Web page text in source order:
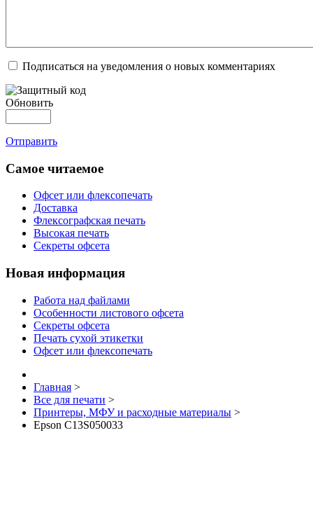
Подписаться на уведомления о новых комментариях
Обновить
Отправить
Самое читаемое
Офсет или флексопечать
Доставка
Флексографская печать
Высокая печать
Секреты офсета
Новая информация
Работа над файлами
Особенности листового офсета
Секреты офсета
Печать сухой этикетки
Офсет или флексопечать
Главная >
Все для печати >
Принтеры, МФУ и расходные материалы >
Epson C13S050033